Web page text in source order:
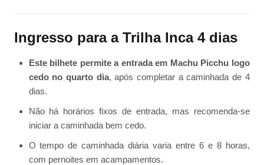
Ingresso para a Trilha Inca 4 dias
Este bilhete permite a entrada em Machu Picchu logo
cedo no quarto dia, após completar a caminhada de 4
dias.
Não há horários fixos de entrada, mas recomenda-se
iniciar a caminhada bem cedo.
O tempo de caminhada diária varia entre 6 e 8 horas,
com pernoites em acampamentos.